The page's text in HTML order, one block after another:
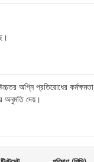
অগ্নি প্রতিরোধের
অনুমতি দেয়।